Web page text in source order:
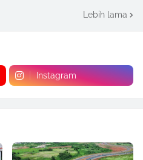
Lebih lama
Instagram